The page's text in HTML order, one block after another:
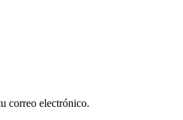
correo electrónico.